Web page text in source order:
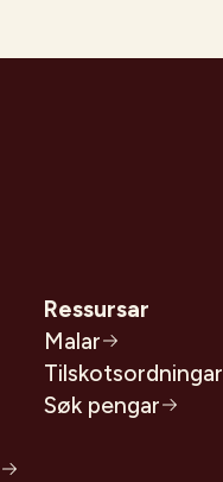
Ressursar
Malar
Tilskotsordningar
Søk pengar